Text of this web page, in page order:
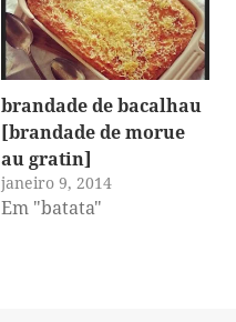
brandade de bacalhau
[brandade de morue
au gratin]
janeiro 9, 2014
Em "batata"